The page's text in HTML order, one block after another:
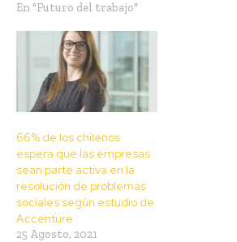
En "Futuro del trabajo"
66% de los chilenos
espera que las empresas
sean parte activa en la
resolución de problemas
sociales según estudio de
Accenture
25 Agosto, 2021